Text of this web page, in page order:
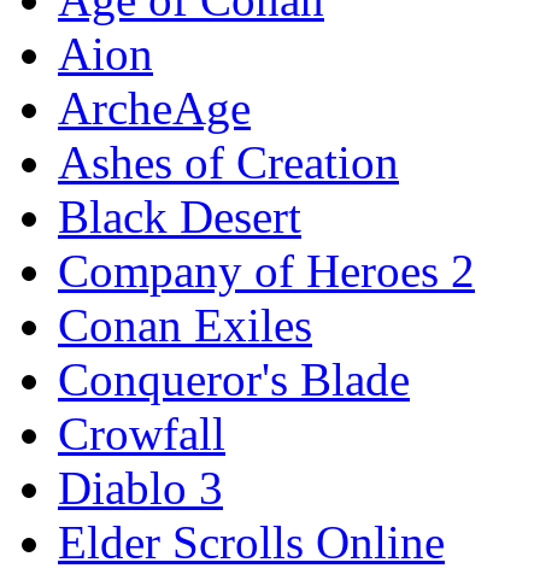
Aion
ArcheAge
Ashes of Creation
Black Desert
Company of Heroes 2
Conan Exiles
Conqueror's Blade
Crowfall
Diablo 3
Elder Scrolls Online